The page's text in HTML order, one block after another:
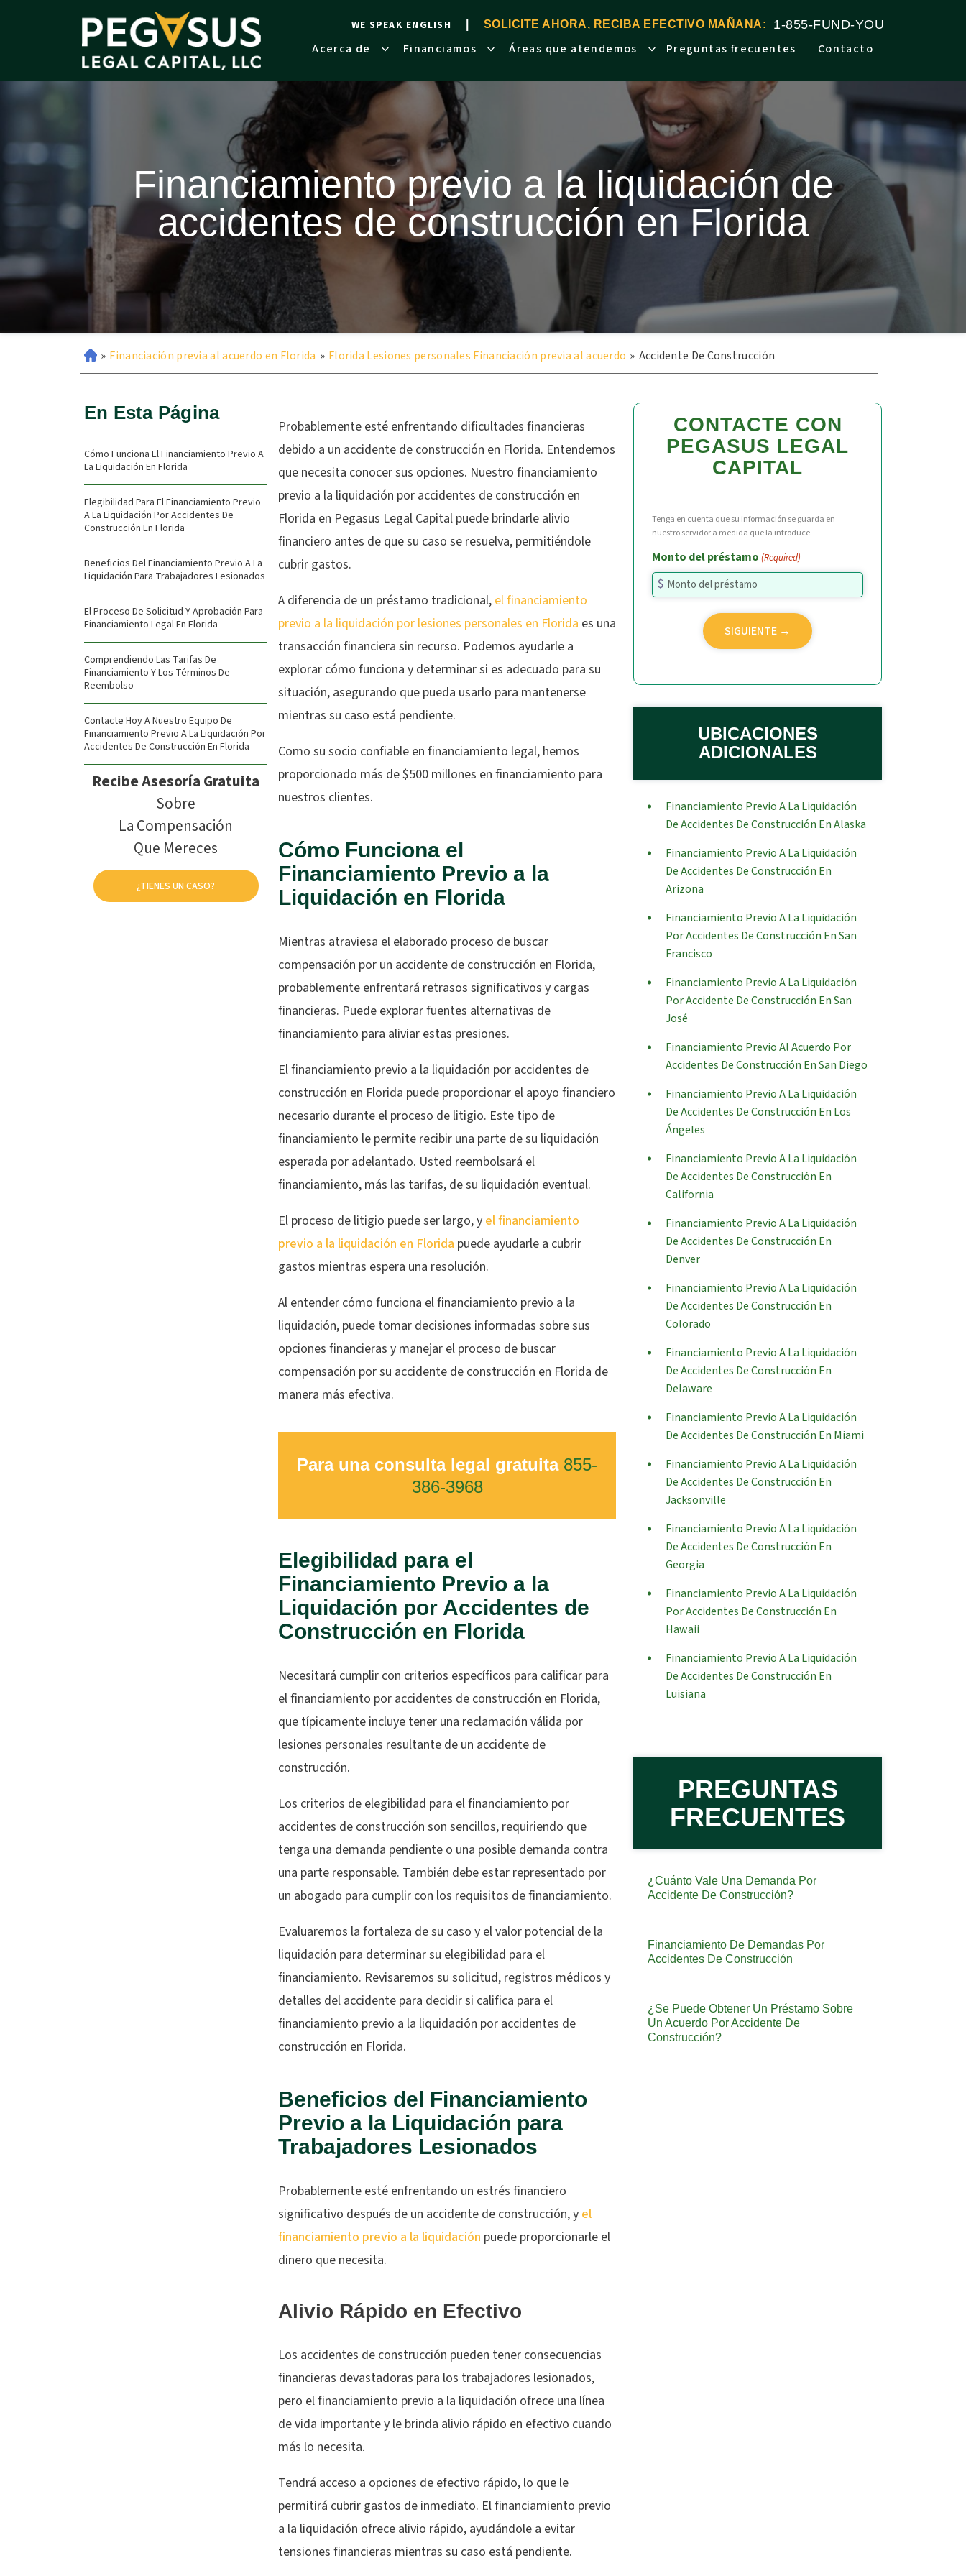
WE SPEAK ENGLISH SOLICITE AHORA, RECIBA EFECTIVO MAÑANA: 1-855-FUND-YOU
Acerca de Financiamos Áreas que atendemos Preguntas frecuentes Contacto
Financiamiento previo a la liquidación de
accidentes de construcción en Florida
» Financiación previa al acuerdo en Florida » Florida Lesiones personales Financiación previa al acuerdo » Accidente De Construcción
En Esta Página
Cómo Funciona El Financiamiento Previo A
La Liquidación En Florida
Elegibilidad Para El Financiamiento Previo
A La Liquidación Por Accidentes De
Construcción En Florida
Beneficios Del Financiamiento Previo A La
Liquidación Para Trabajadores Lesionados
El Proceso De Solicitud Y Aprobación Para
Financiamiento Legal En Florida
Comprendiendo Las Tarifas De
Financiamiento Y Los Términos De
Reembolso
Contacte Hoy A Nuestro Equipo De
Financiamiento Previo A La Liquidación Por
Accidentes De Construcción En Florida
Recibe Asesoría Gratuita
Sobre
La Compensación
Que Mereces
¿TIENES UN CASO?
Probablemente esté enfrentando dificultades financieras
debido a un accidente de construcción en Florida. Entendemos
que necesita conocer sus opciones. Nuestro financiamiento
previo a la liquidación por accidentes de construcción en
Florida en Pegasus Legal Capital puede brindarle alivio
financiero antes de que su caso se resuelva, permitiéndole
cubrir gastos.
A diferencia de un préstamo tradicional, el financiamiento
previo a la liquidación por lesiones personales en Florida es una
transacción financiera sin recurso. Podemos ayudarle a
explorar cómo funciona y determinar si es adecuado para su
situación, asegurando que pueda usarlo para mantenerse
mientras su caso está pendiente.
Como su socio confiable en financiamiento legal, hemos
proporcionado más de $500 millones en financiamiento para
nuestros clientes.
Cómo Funciona el
Financiamiento Previo a la
Liquidación en Florida
Mientras atraviesa el elaborado proceso de buscar
compensación por un accidente de construcción en Florida,
probablemente enfrentará retrasos significativos y cargas
financieras. Puede explorar fuentes alternativas de
financiamiento para aliviar estas presiones.
El financiamiento previo a la liquidación por accidentes de
construcción en Florida puede proporcionar el apoyo financiero
necesario durante el proceso de litigio. Este tipo de
financiamiento le permite recibir una parte de su liquidación
esperada por adelantado. Usted reembolsará el
financiamiento, más las tarifas, de su liquidación eventual.
El proceso de litigio puede ser largo, y el financiamiento
previo a la liquidación en Florida puede ayudarle a cubrir
gastos mientras espera una resolución.
Al entender cómo funciona el financiamiento previo a la
liquidación, puede tomar decisiones informadas sobre sus
opciones financieras y manejar el proceso de buscar
compensación por su accidente de construcción en Florida de
manera más efectiva.
Para una consulta legal gratuita 855-
386-3968
Elegibilidad para el
Financiamiento Previo a la
Liquidación por Accidentes de
Construcción en Florida
Necesitará cumplir con criterios específicos para calificar para
el financiamiento por accidentes de construcción en Florida,
que típicamente incluye tener una reclamación válida por
lesiones personales resultante de un accidente de
construcción.
Los criterios de elegibilidad para el financiamiento por
accidentes de construcción son sencillos, requiriendo que
tenga una demanda pendiente o una posible demanda contra
una parte responsable. También debe estar representado por
un abogado para cumplir con los requisitos de financiamiento.
Evaluaremos la fortaleza de su caso y el valor potencial de la
liquidación para determinar su elegibilidad para el
financiamiento. Revisaremos su solicitud, registros médicos y
detalles del accidente para decidir si califica para el
financiamiento previo a la liquidación por accidentes de
construcción en Florida.
Beneficios del Financiamiento
Previo a la Liquidación para
Trabajadores Lesionados
Probablemente esté enfrentando un estrés financiero
significativo después de un accidente de construcción, y el
financiamiento previo a la liquidación puede proporcionarle el
dinero que necesita.
Alivio Rápido en Efectivo
Los accidentes de construcción pueden tener consecuencias
financieras devastadoras para los trabajadores lesionados,
pero el financiamiento previo a la liquidación ofrece una línea
de vida importante y le brinda alivio rápido en efectivo cuando
más lo necesita.
Tendrá acceso a opciones de efectivo rápido, lo que le
permitirá cubrir gastos de inmediato. El financiamiento previo
a la liquidación ofrece alivio rápido, ayudándole a evitar
tensiones financieras mientras su caso está pendiente.
CONTACTE CON
PEGASUS LEGAL
CAPITAL
Tenga en cuenta que su información se guarda en
nuestro servidor a medida que la introduce.
Monto del préstamo (Required)
UBICACIONES
ADICIONALES
Financiamiento Previo A La Liquidación
De Accidentes De Construcción En Alaska
Financiamiento Previo A La Liquidación
De Accidentes De Construcción En
Arizona
Financiamiento Previo A La Liquidación
Por Accidentes De Construcción En San
Francisco
Financiamiento Previo A La Liquidación
Por Accidente De Construcción En San
José
Financiamiento Previo Al Acuerdo Por
Accidentes De Construcción En San Diego
Financiamiento Previo A La Liquidación
De Accidentes De Construcción En Los
Ángeles
Financiamiento Previo A La Liquidación
De Accidentes De Construcción En
California
Financiamiento Previo A La Liquidación
De Accidentes De Construcción En
Denver
Financiamiento Previo A La Liquidación
De Accidentes De Construcción En
Colorado
Financiamiento Previo A La Liquidación
De Accidentes De Construcción En
Delaware
Financiamiento Previo A La Liquidación
De Accidentes De Construcción En Miami
Financiamiento Previo A La Liquidación
De Accidentes De Construcción En
Jacksonville
Financiamiento Previo A La Liquidación
De Accidentes De Construcción En
Georgia
Financiamiento Previo A La Liquidación
Por Accidentes De Construcción En
Hawaii
Financiamiento Previo A La Liquidación
De Accidentes De Construcción En
Luisiana
PREGUNTAS
FRECUENTES
¿Cuánto Vale Una Demanda Por
Accidente De Construcción?
Financiamiento De Demandas Por
Accidentes De Construcción
¿Se Puede Obtener Un Préstamo Sobre
Un Acuerdo Por Accidente De
Construcción?